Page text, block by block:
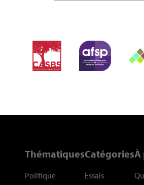
Thématiques
Politique
Catégories
Essais
À